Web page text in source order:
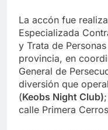
La accón fue
Especializada
y Trata de
provincia, en
General de
diversión que
(Keobs Night Club)
calle Primera